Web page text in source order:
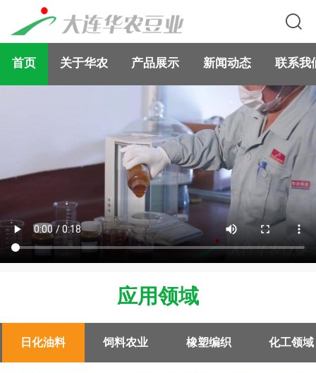
首页 关于华农 产品展示 新闻动态 联系我
应用领域
日化油料 饲料农业 橡塑编织 化工领域